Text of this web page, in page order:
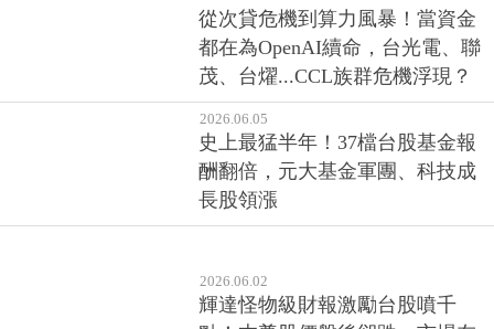
茂、台燿...CCL族群危機浮現？
2026.06.05
史上最猛半年！37檔台股基金報
酬翻倍，元大基金軍團、科技成
長股領漲
怕什麼？